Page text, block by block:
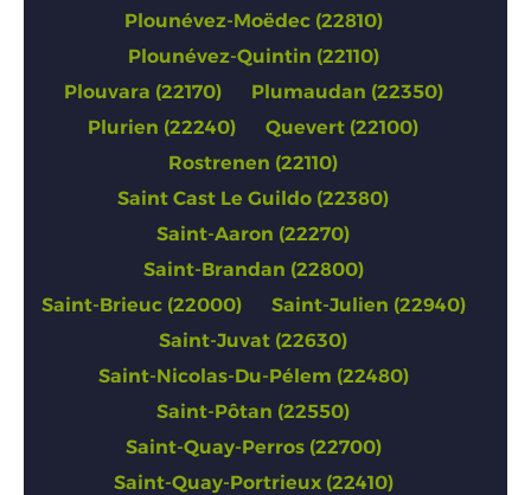
Plounévez-Moëdec (22810)
Plounévez-Quintin (22110)
Plouvara (22170)
Plumaudan (22350)
Plurien (22240)
Quevert (22100)
Rostrenen (22110)
Saint Cast Le Guildo (22380)
Saint-Aaron (22270)
Saint-Brandan (22800)
Saint-Brieuc (22000)
Saint-Julien (22940)
Saint-Juvat (22630)
Saint-Nicolas-Du-Pélem (22480)
Saint-Pôtan (22550)
Saint-Quay-Perros (22700)
Saint-Quay-Portrieux (22410)